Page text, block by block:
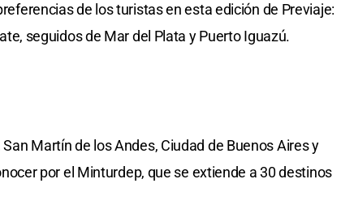
de los turistas en esta edición de Previaje:
seguidos de Mar del Plata y Puerto Iguazú.
Martín de los Andes, Ciudad de Buenos Aires y
por el Minturdep, que se extiende a 30 destinos